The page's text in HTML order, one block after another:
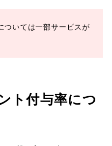
いては一部サービスが
ト付与率につ